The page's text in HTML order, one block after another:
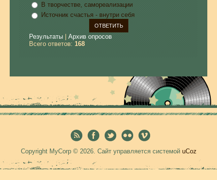
В творчестве, самореализации
Источник счастья - внутри себя
Результаты
Архив опросов
Всего ответов: 168
Copyright MyCorp © 2026. Сайт управляется системой uCoz